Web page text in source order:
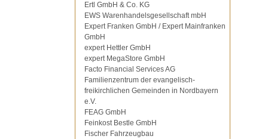
Ertl GmbH & Co. KG
EWS Warenhandelsgesellschaft mbH
Expert Franken GmbH / Expert Mainfranken
GmbH
expert Hettler GmbH
expert MegaStore GmbH
Facto Financial Services AG
Familienzentrum der evangelisch-
freikirchlichen Gemeinden in Nordbayern
e.V.
FEAG GmbH
Feinkost Bestle GmbH
Fischer Fahrzeugbau